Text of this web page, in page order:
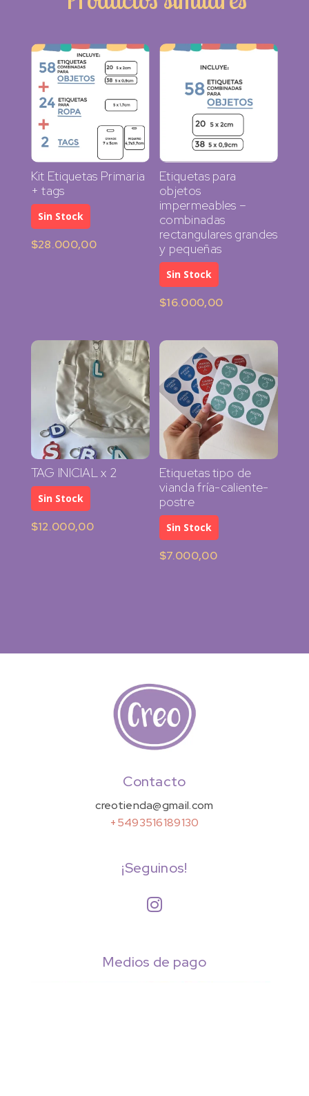
Kit Etiquetas Primaria
+ tags
Sin Stock
$28.000,00
Etiquetas para
objetos
impermeables –
combinadas
rectangulares grandes
y pequeñas
Sin Stock
$16.000,00
TAG INICIAL x 2
Sin Stock
$12.000,00
Etiquetas tipo de
vianda fría-caliente-
postre
Sin Stock
$7.000,00
Contacto
creotienda@gmail.com
+5493516189130
¡Seguinos!

Medios de pago